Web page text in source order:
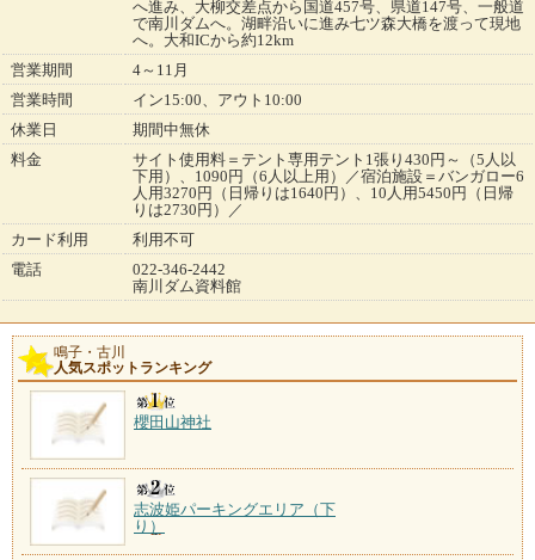
へ進み、大柳交差点から国道457号、県道147号、一般道
で南川ダムへ。湖畔沿いに進み七ツ森大橋を渡って現地
へ。大和ICから約12km
営業期間
4～11月
営業時間
イン15:00、アウト10:00
休業日
期間中無休
料金
サイト使用料＝テント専用テント1張り430円～（5人以
下用）、1090円（6人以上用）／宿泊施設＝バンガロー6
人用3270円（日帰りは1640円）、10人用5450円（日帰
りは2730円）／
カード利用
利用不可
電話
022-346-2442
南川ダム資料館
鳴子・古川
人気スポットランキング
櫻田山神社
志波姫パーキングエリア（下
り）